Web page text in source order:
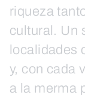
riqueza
cultural. Un
localidades
y, con cada
a la merma